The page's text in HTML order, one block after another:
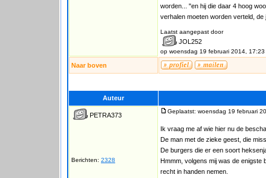
worden... "en hij die daar 4 hoog
verhalen moeten worden verteld,
Laatst aangepast door
JOL252
op woensdag 19 februari 2014, 17:23
Naar boven
Auteur
PETRA373
Berichten: 2328
Geplaatst: woensdag 19 februari
Ik vraag me af wie hier nu de
De man met de zieke geest, die
De burgers die er een soort
Hmmm, volgens mij was de enigste
recht in handen nemen.